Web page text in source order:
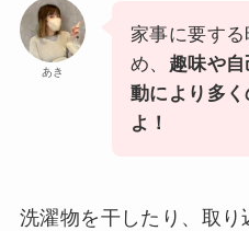
あき
家事に要す
め、 趣味や
動により多
よ！
洗濯物を干したり、取